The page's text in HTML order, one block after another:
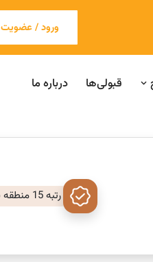
ورود / عضویت
قبولی‌ها درباره ما
رتبه 15 منطقه سه